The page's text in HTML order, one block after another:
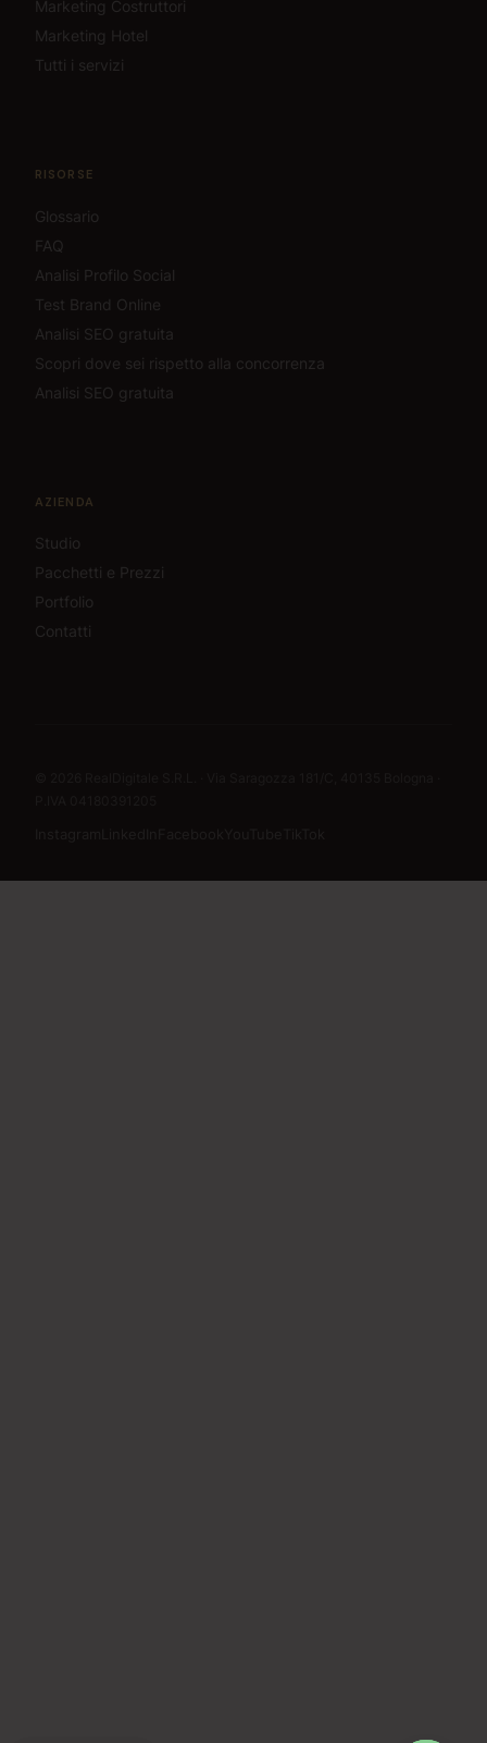
Marketing Costruttori
Marketing Hotel
Tutti i servizi
RISORSE
Glossario
FAQ
Analisi Profilo Social
Test Brand Online
Analisi SEO gratuita
Scopri dove sei rispetto alla concorrenza
Analisi SEO gratuita
AZIENDA
Studio
Pacchetti e Prezzi
Portfolio
Contatti